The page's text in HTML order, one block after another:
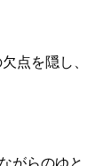
点を隠し、